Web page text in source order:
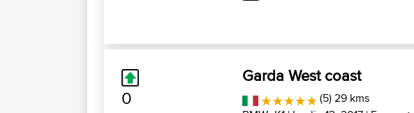
0
Garda West coast
(5) 29 kms